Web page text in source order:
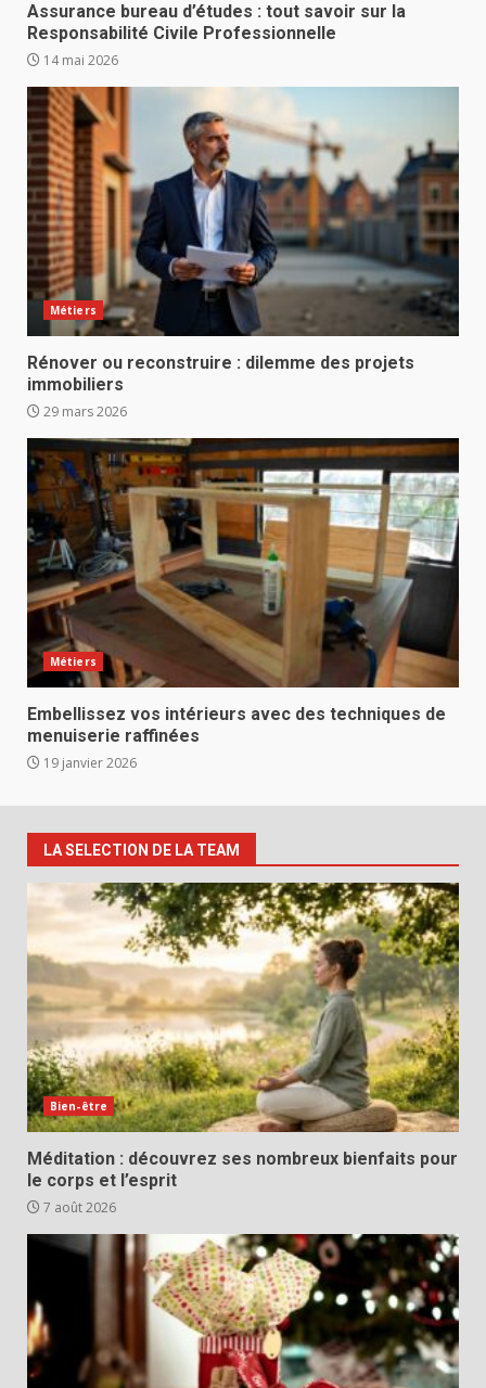
Assurance bureau d’études : tout savoir sur la
Responsabilité Civile Professionnelle
14 mai 2026
Métiers
Rénover ou reconstruire : dilemme des projets
immobiliers
29 mars 2026
Métiers
Embellissez vos intérieurs avec des techniques de
menuiserie raffinées
19 janvier 2026
LA SELECTION DE LA TEAM
Bien-être
Méditation : découvrez ses nombreux bienfaits pour
le corps et l’esprit
7 août 2026